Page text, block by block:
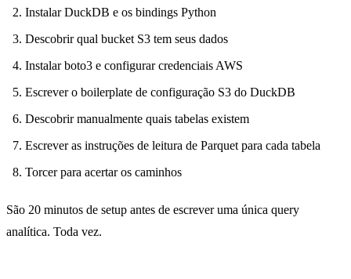
Instalar DuckDB e os bindings Python
Descobrir qual bucket S3 tem seus dados
Instalar boto3 e configurar credenciais AWS
Escrever o boilerplate de configuração S3 do DuckDB
Descobrir manualmente quais tabelas existem
Escrever as instruções de leitura de Parquet para cada tabela
Torcer para acertar os caminhos
São 20 minutos de setup antes de escrever uma única query
analítica. Toda vez.